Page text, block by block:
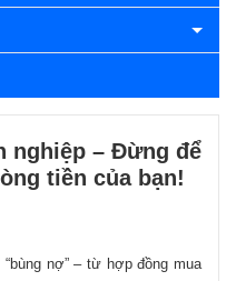
nghiệp – Đừng để
tiền của bạn!
nợ” – từ hợp đồng mua